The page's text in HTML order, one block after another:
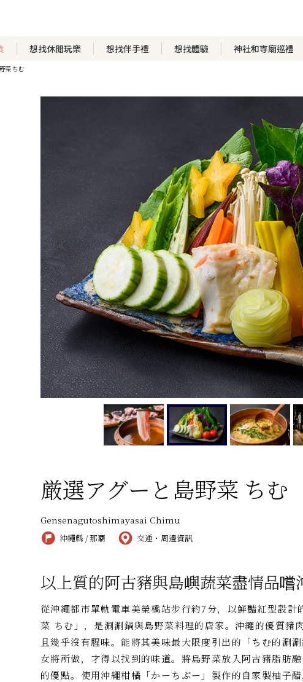
想找休閒玩樂 想找伴手禮 想找體驗 神社和寺廟巡禮
菜 ちむ
厳選アグーと島野菜 ちむ
Gensenagutoshimayasai Chimu
沖繩縣 / 那覇 交通・周邊資訊
以上質的阿古豬與島嶼蔬菜盡情品嚐
從沖繩都市單軌電車美榮橋站步行約7分，以鮮豔紅型設
菜 ちむ」，是涮涮鍋與島野菜料理的店家。沖繩的優質豬
且幾乎沒有腥味。能將其美味最大限度引出的「ちむ的涮
女將所做，才得以找到的味道。將島野菜放入阿古豬脂肪
的優點。使用沖繩柑橘「かーちぶー」製作的自家製柚子